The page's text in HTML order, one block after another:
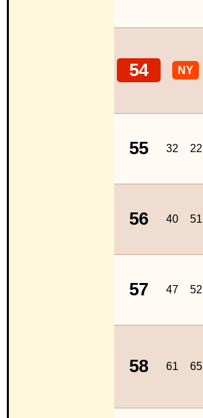
54 NY
55 32 22
56 40 51
57 47 52
58 61 65